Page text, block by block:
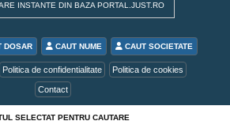
INSTANTE DIN BAZA PORTAL.JUST.RO
DOSAR CAUT NUME CAUT SOCIETATE
Politica de confidentialitate Politica de cookies
Contact
SELECTAT PENTRU CAUTARE